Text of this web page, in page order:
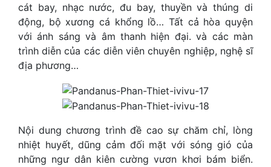
cát bay, nhạc nước, đu bay, thuyền và thúng di
động, bộ xương cá khổng lồ… Tất cả hòa quyện
với ánh sáng và âm thanh hiện đại. và các màn
trình diễn của các diễn viên chuyên nghiệp, nghệ sĩ
địa phương…
Nội dung chương trình đề cao sự chăm chỉ, lòng
nhiệt huyết, dũng cảm đối mặt với sóng gió của
những ngư dân kiên cường vươn khơi bám biển.